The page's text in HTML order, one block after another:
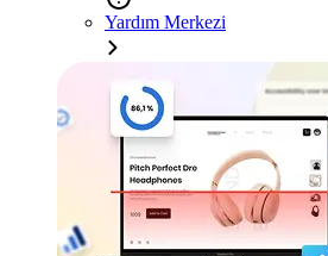
Yardım Merkezi